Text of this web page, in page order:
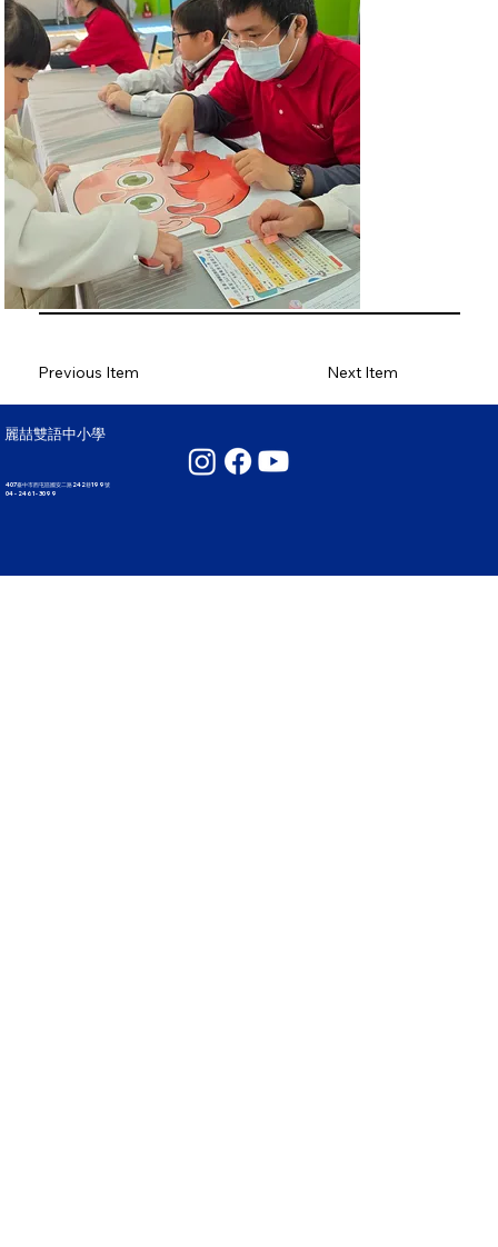
Previous Item Next Item
麗喆雙語中小學
407臺中市西屯區國安二路242巷199號
04 - 2461 - 3099